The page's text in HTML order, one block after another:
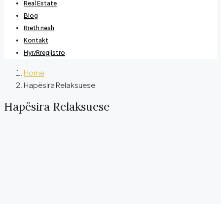
Real Estate
Blog
Rreth nesh
Kontakt
Hyr/Rregjistro
Home
Hapësira Relaksuese
Hapësira Relaksuese